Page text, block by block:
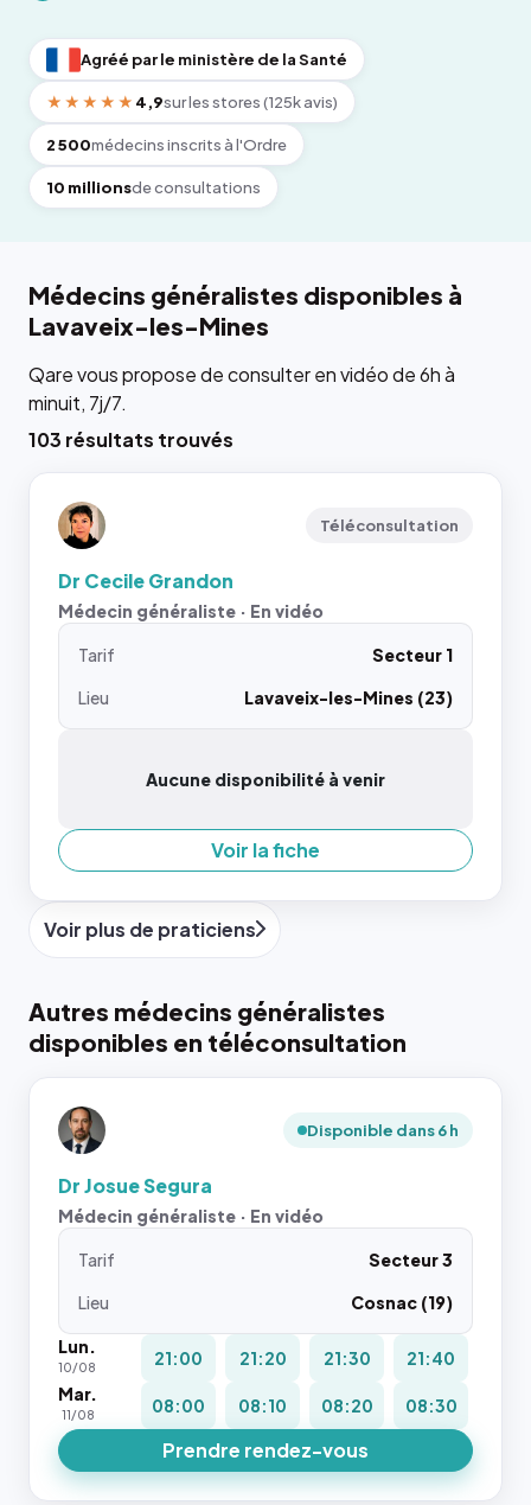
Agréé par le ministère de la Santé
★★★★★ 4,9sur les stores (125k avis)
2 500médecins inscrits à l'Ordre
10 millionsde consultations
Médecins généralistes disponibles à
Lavaveix-les-Mines
Qare vous propose de consulter en vidéo de 6h à
minuit, 7j/7.
103 résultats trouvés
Téléconsultation
Dr Cecile Grandon
Médecin généraliste · En vidéo
Tarif
Secteur 1
Lieu
Lavaveix-les-Mines (23)
Aucune disponibilité à venir
Voir la fiche
Voir plus de praticiens
Autres médecins généralistes
disponibles en téléconsultation
Disponible dans 6 h
Dr Josue Segura
Médecin généraliste · En vidéo
Tarif
Secteur 3
Lieu
Cosnac (19)
Lun.
10/08 21:00 21:20 21:30
21:40
Mar.
11/08 08:00 08:10 08:20 08:30
Prendre rendez-vous